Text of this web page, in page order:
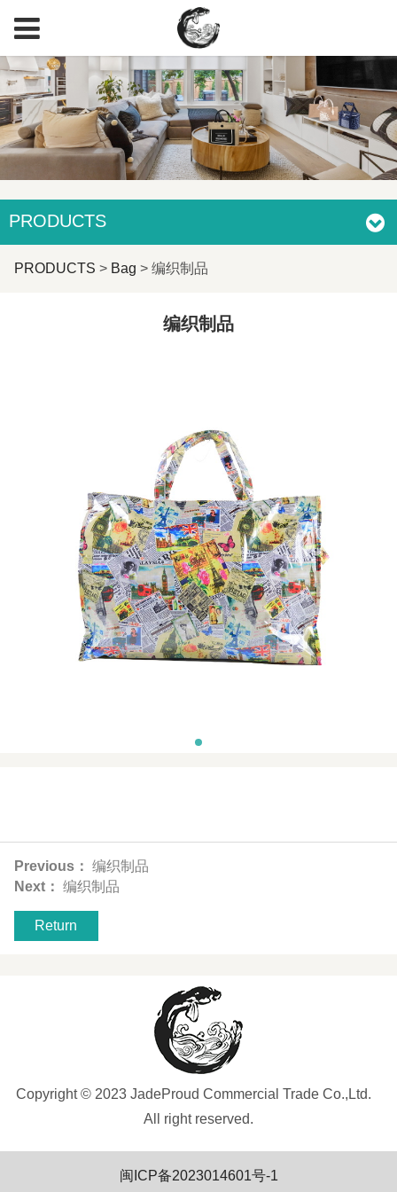
PRODUCTS
编织制品
PRODUCTS > Bag > 编织制品
编织制品
Previous： 编织制品
Next： 编织制品
Return
Copyright © 2023 JadeProud Commercial Trade Co.,Ltd.
All right reserved.
闽ICP备2023014601号-1